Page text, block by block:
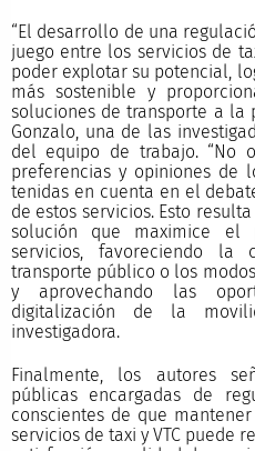
“El desarrollo de una
juego entre los servicios de
poder explotar su potencial,
más sostenible y
soluciones de transporte a la
Gonzalo, una de las
del equipo de trabajo. “No
preferencias y opiniones de
tenidas en cuenta en el
de estos servicios. Esto
solución que maximice
servicios, favoreciendo la
transporte público o los
y aprovechando las
digitalización de la
investigadora.
Finalmente, los autores
públicas encargadas de
conscientes de que
servicios de taxi y VTC puede